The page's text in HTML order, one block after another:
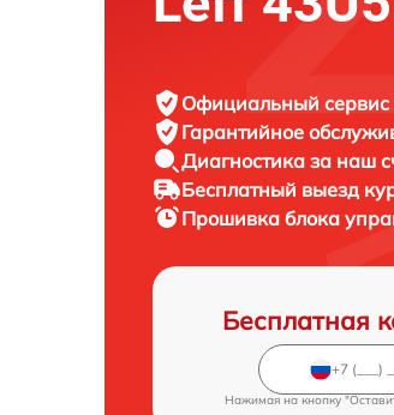
Официальный сервис
Гарантийное
Диагностика за наш
Бесплатный выезд
Прошивка блока
Бесплатная
Нажимая на кнопку